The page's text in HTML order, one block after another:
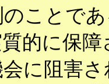
ことで
的に保
に阻害